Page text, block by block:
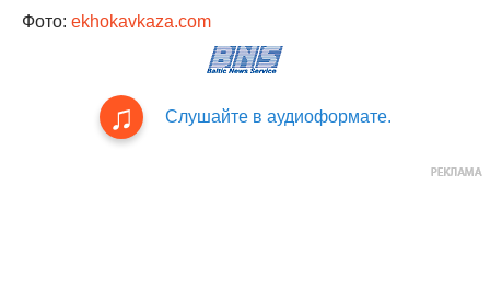
Фото: ekhokavkaza.com
Слушайте в аудиоформате.